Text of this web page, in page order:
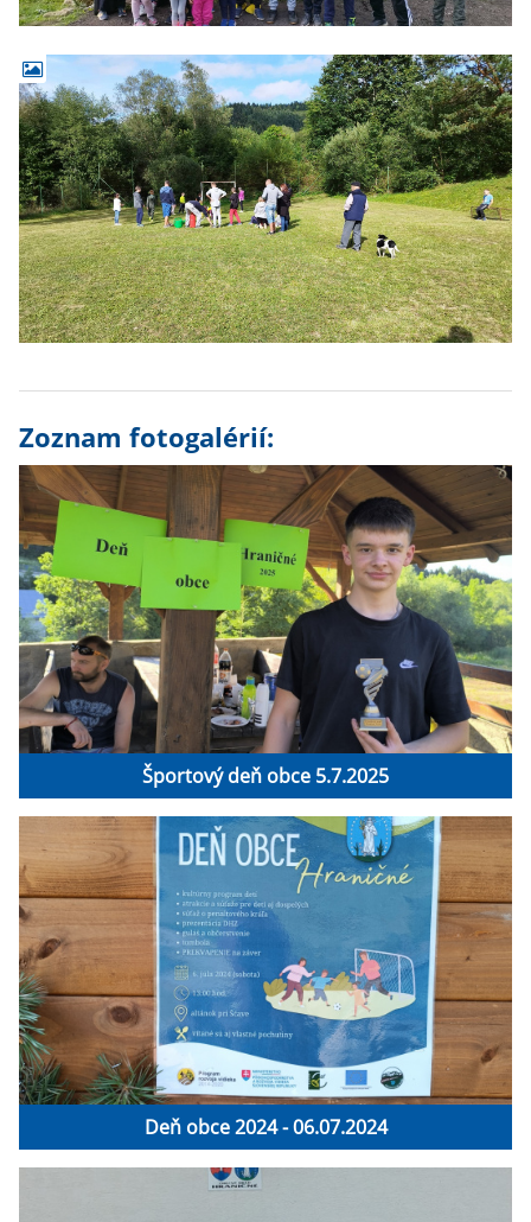
Zoznam fotogalérií:
Športový deň obce 5.7.2025
Deň obce 2024 - 06.07.2024